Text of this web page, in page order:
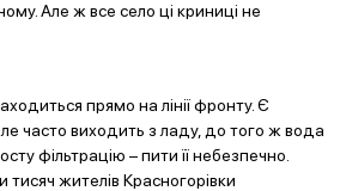
Але ж все село ці криниці не
прямо на лінії фронту. Є
часто виходить з ладу, до того ж вода
фільтрацію – пити її небезпечно.
тисяч жителів Красногорівки